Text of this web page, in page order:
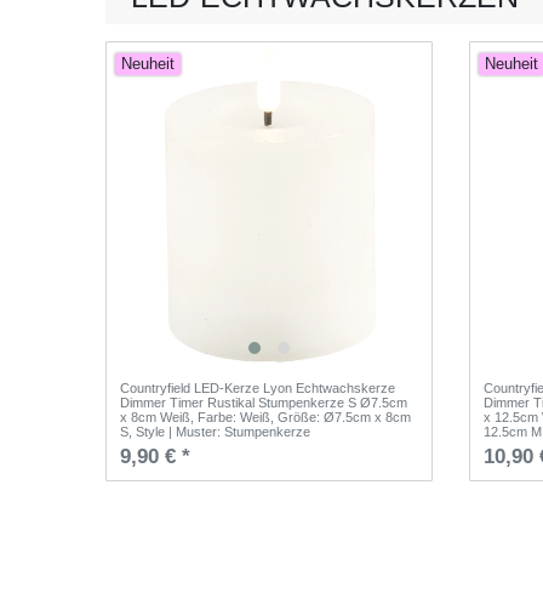
Neuheit
Countryfield LED-Kerze Lyon Echtwachskerze
Dimmer Timer Rustikal Stumpenkerze S Ø7.5cm
x 8cm Weiß , Farbe: Weiß , Größe: Ø7.5cm x 8cm
S , Style | Muster: Stumpenkerze
9,90 € *
Neuheit
Dimmer
x 12.5cm
12.5cm M
10,90